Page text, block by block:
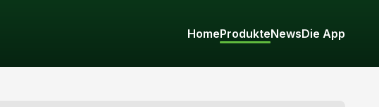
HomeProdukteNewsDie App